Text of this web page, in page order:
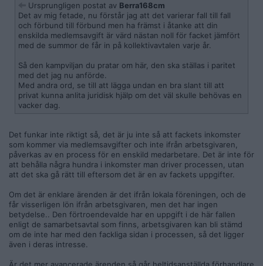
Ursprungligen postat av Berra168cm
Det av mig fetade, nu förstår jag att det varierar fall till fall
och förbund till förbund men ha främst i åtanke att din
enskilda medlemsavgift är värd nästan noll för facket jämfört
med de summor de får in på kollektivavtalen varje år.
Så den kampviljan du pratar om här, den ska ställas i paritet
med det jag nu anförde.
Med andra ord, se till att lägga undan en bra slant till att
privat kunna anlita juridisk hjälp om det väl skulle behövas en
vacker dag.
Det funkar inte riktigt så, det är ju inte så att fackets inkomster
som kommer via medlemsavgifter och inte ifrån arbetsgivaren,
påverkas av en process för en enskild medarbetare. Det är inte för
att behålla några hundra i inkomster man driver processen, utan
att det ska gå rätt till eftersom det är en av fackets uppgifter.
Om det är enklare ärenden är det ifrån lokala föreningen, och de
får visserligen lön ifrån arbetsgivaren, men det har ingen
betydelse.. Den förtroendevalde har en uppgift i de här fallen
enligt de samarbetsavtal som finns, arbetsgivaren kan bli stämd
om de inte har med den fackliga sidan i processen, så det ligger
även i deras intresse.